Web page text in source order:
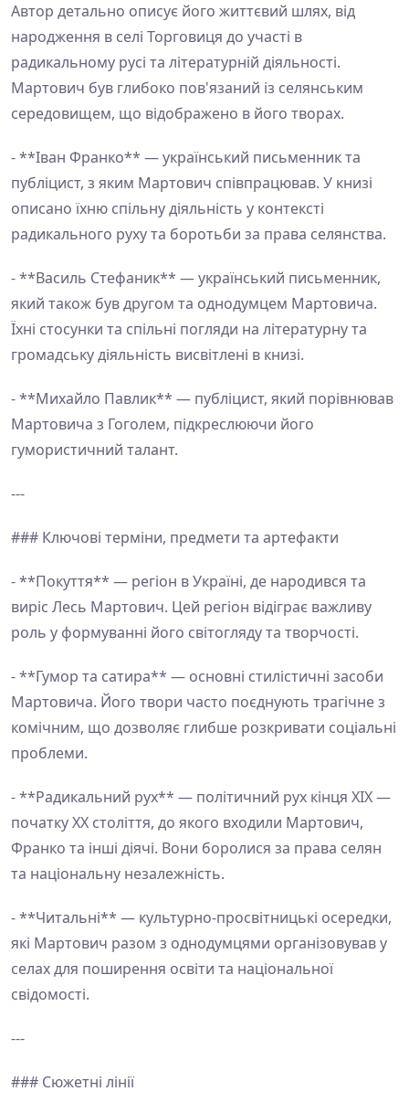
Автор детально описує його життєвий шлях, від
народження в селі Торговиця до участі в
радикальному русі та літературній діяльності.
Мартович був глибоко пов'язаний із селянським
середовищем, що відображено в його творах.
- **Іван Франко** — український письменник та
публіцист, з яким Мартович співпрацював. У книзі
описано їхню спільну діяльність у контексті
радикального руху та боротьби за права селянства.
- **Василь Стефаник** — український письменник,
який також був другом та однодумцем Мартовича.
Їхні стосунки та спільні погляди на літературну та
громадську діяльність висвітлені в книзі.
- **Михайло Павлик** — публіцист, який порівнював
Мартовича з Гоголем, підкреслюючи його
гумористичний талант.
---
### Ключові терміни, предмети та артефакти
- **Покуття** — регіон в Україні, де народився та
виріс Лесь Мартович. Цей регіон відіграє важливу
роль у формуванні його світогляду та творчості.
- **Гумор та сатира** — основні стилістичні засоби
Мартовича. Його твори часто поєднують трагічне з
комічним, що дозволяє глибше розкривати соціальні
проблеми.
- **Радикальний рух** — політичний рух кінця XIX —
початку XX століття, до якого входили Мартович,
Франко та інші діячі. Вони боролися за права селян
та національну незалежність.
- **Читальні** — культурно-просвітницькі осередки,
які Мартович разом з однодумцями організовував у
селах для поширення освіти та національної
свідомості.
---
### Сюжетні лінії